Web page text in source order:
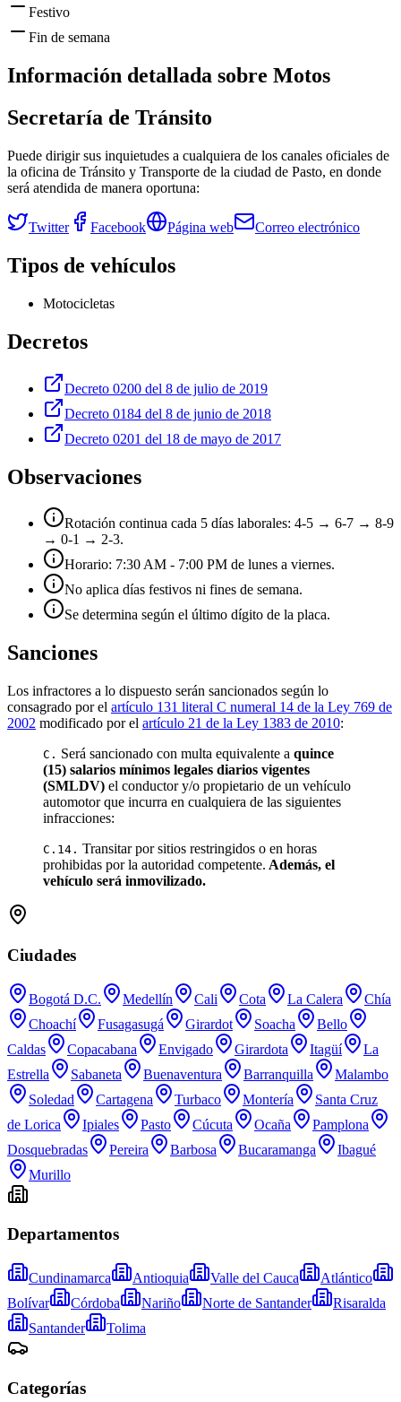
Festivo
Fin de semana
Información detallada sobre Motos
Secretaría de Tránsito
Puede dirigir sus inquietudes a cualquiera de los canales oficiales de
la oficina de Tránsito y Transporte de la ciudad de Pasto, en donde
será atendida de manera oportuna:
Twitter Facebook Página web Correo electrónico
Tipos de vehículos
Motocicletas
Decretos
Decreto 0200 del 8 de julio de 2019
Decreto 0184 del 8 de junio de 2018
Decreto 0201 del 18 de mayo de 2017
Observaciones
Rotación continua cada 5 días laborales: 4-5 → 6-7 → 8-9
→ 0-1 → 2-3.
Horario: 7:30 AM - 7:00 PM de lunes a viernes.
No aplica días festivos ni fines de semana.
Se determina según el último dígito de la placa.
Sanciones
Los infractores a lo dispuesto serán sancionados según lo
consagrado por el artículo 131 literal C numeral 14 de la Ley 769 de
2002 modificado por el artículo 21 de la Ley 1383 de 2010:
C. Será sancionado con multa equivalente a quince
(15) salarios mínimos legales diarios vigentes
(SMLDV) el conductor y/o propietario de un vehículo
automotor que incurra en cualquiera de las siguientes
infracciones:
C.14. Transitar por sitios restringidos o en horas
prohibidas por la autoridad competente. Además, el
vehículo será inmovilizado.
Ciudades
Bogotá D.C. Medellín Cali Cota La Calera
Chía
Choachí
Fusagasugá Girardot Soacha
Bello
Caldas
Copacabana Envigado Girardota Itagüí
La
Estrella
Sabaneta Buenaventura Barranquilla
Malambo
Soledad
Cartagena Turbaco Montería
Santa Cruz
de Lorica
Ipiales Pasto Cúcuta Ocaña
Pamplona
Dosquebradas
Pereira Barbosa Bucaramanga
Ibagué
Murillo
Departamentos
Cundinamarca Antioquia Valle del Cauca
Atlántico
Bolívar
Córdoba Nariño Norte de Santander
Risaralda
Santander
Tolima
Categorías